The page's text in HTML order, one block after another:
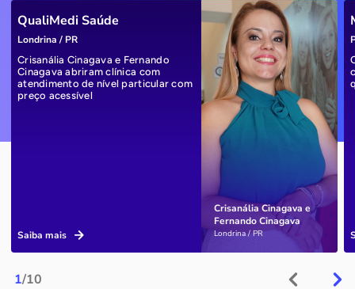
1/10
Crisanália Cinagava e
Fernando Cinagava
Londrina / PR
QualiMedi Saúde
Londrina / PR
Crisanália Cinagava e Fernando
Cinagava abriram clínica com
atendimento de nível particular com
preço acessível
Saiba mais